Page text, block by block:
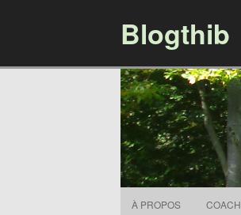
Blogthib
À PROPOS